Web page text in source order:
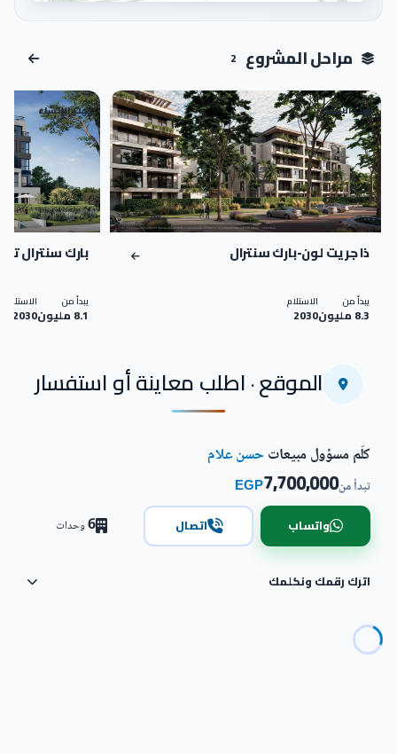
اضغط للتكبير
مراحل المشروع 2
تحت الإنشاء
01
ذا جريت لون-بارك سنترال
يبدأ من
8.3 مليون
الاستلام
2030
تحت الإنشاء
02
بارك سنترال
يبدأ من
8.1 مليون
الاستلام
2030
الموقع · اطلب معاينة أو استفسار
كلّم مسؤول مبيعاتحسن علام
تبدأ من7,700,000
EGP
واتساب اتصال 6وحدات
اترك رقمك ونكلمك